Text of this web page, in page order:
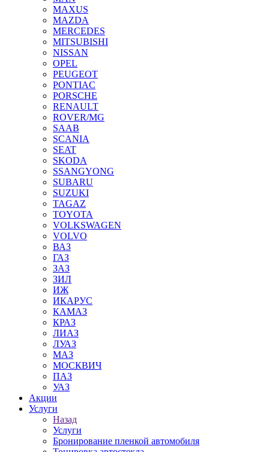
MAXUS
MAZDA
MERCEDES
MITSUBISHI
NISSAN
OPEL
PEUGEOT
PONTIAC
PORSCHE
RENAULT
ROVER/MG
SAAB
SCANIA
SEAT
SKODA
SSANGYONG
SUBARU
SUZUKI
TAGAZ
TOYOTA
VOLKSWAGEN
VOLVO
ВАЗ
ГАЗ
ЗАЗ
ЗИЛ
ИЖ
ИКАРУС
КАМАЗ
КРАЗ
ЛИАЗ
ЛУАЗ
МАЗ
МОСКВИЧ
ПАЗ
УАЗ
Акции
Услуги
Назад
Услуги
Бронирование пленкой автомобиля